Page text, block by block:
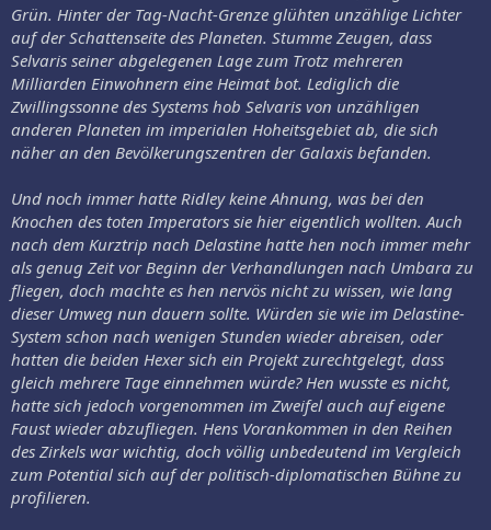
Grün. Hinter der Tag-Nacht-Grenze glühten unzählige Lichter
auf der Schattenseite des Planeten. Stumme Zeugen, dass
Selvaris seiner abgelegenen Lage zum Trotz mehreren
Milliarden Einwohnern eine Heimat bot. Lediglich die
Zwillingssonne des Systems hob Selvaris von unzähligen
anderen Planeten im imperialen Hoheitsgebiet ab, die sich
näher an den Bevölkerungszentren der Galaxis befanden.
Und noch immer hatte Ridley keine Ahnung, was bei den
Knochen des toten Imperators sie hier eigentlich wollten. Auch
nach dem Kurztrip nach Delastine hatte hen noch immer mehr
als genug Zeit vor Beginn der Verhandlungen nach Umbara zu
fliegen, doch machte es hen nervös nicht zu wissen, wie lang
dieser Umweg nun dauern sollte. Würden sie wie im Delastine-
System schon nach wenigen Stunden wieder abreisen, oder
hatten die beiden Hexer sich ein Projekt zurechtgelegt, dass
gleich mehrere Tage einnehmen würde? Hen wusste es nicht,
hatte sich jedoch vorgenommen im Zweifel auch auf eigene
Faust wieder abzufliegen. Hens Vorankommen in den Reihen
des Zirkels war wichtig, doch völlig unbedeutend im Vergleich
zum Potential sich auf der politisch-diplomatischen Bühne zu
profilieren.